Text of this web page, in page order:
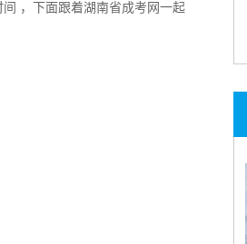
，下面跟着湖南省成考网一起